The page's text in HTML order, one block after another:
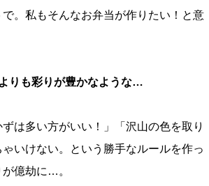
。私もそんなお弁当が作りたい！と意
りも彩りが豊かなような…
は多い方がいい！」「沢山の色を取り
いけない。という勝手なルールを作っ
億劫に…。